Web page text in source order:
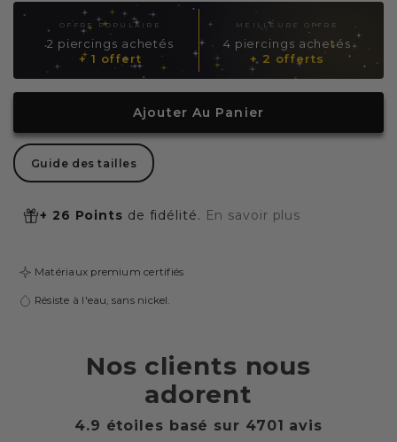
quantité
Piercing
nombril
quantité
de
Piercing
nombril
strass
OFFRE POPULAIRE
2 piercings achetés
+ 1 offert
MEILLEURE OFFRE
4 piercings achetés
+ 2 offerts
Ajouter Au Panier
Guide des tailles
+ 26 Points de fidélité. En savoir plus
Matériaux premium certifiés
Résiste à l'eau, sans nickel.
Nos clients nous
adorent
4.9 étoiles basé sur 4701 avis